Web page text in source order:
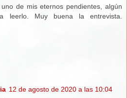
de mis eternos pendientes, algún
leerlo. Muy buena la entrevista.
12 de agosto de 2020 a las 10:04